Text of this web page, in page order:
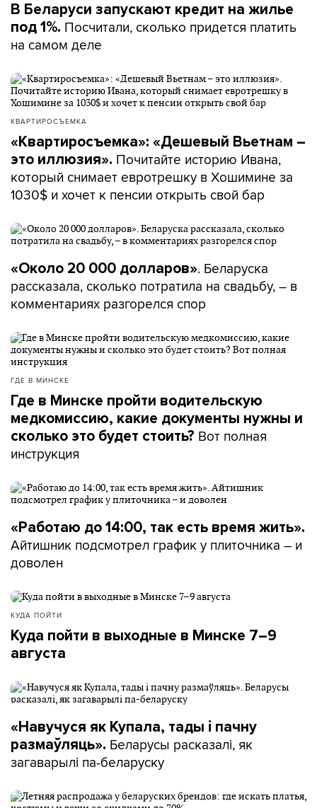
В Беларуси запускают кредит на жилье
под 1%. Посчитали, сколько придется платить
на самом деле
КВАРТИРОСЪЕМКА
«Квартиросъемка»: «Дешевый Вьетнам –
это иллюзия». Почитайте историю Ивана,
который снимает евротрешку в Хошимине за
1030$ и хочет к пенсии открыть свой бар
«Около 20 000 долларов». Беларуска
рассказала, сколько потратила на свадьбу, – в
комментариях разгорелся спор
ГДЕ В МИНСКЕ
Где в Минске пройти водительскую
медкомиссию, какие документы нужны и
сколько это будет стоить? Вот полная
инструкция
«Работаю до 14:00, так есть время жить».
Айтишник подсмотрел график у плиточника – и
доволен
КУДА ПОЙТИ
Куда пойти в выходные в Минске 7–9
августа
«Навучуся як Купала, тады і пачну
размаўляць». Беларусы расказалі, як
загаварылі па-беларуску